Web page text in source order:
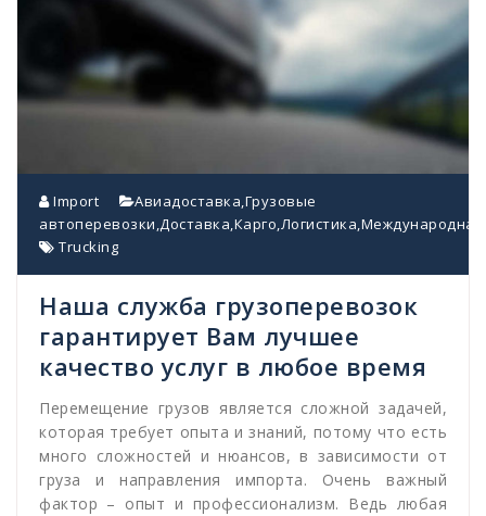
Import Авиадоставка,Грузовые
автоперевозки,Доставка,Карго,Логистика,Международная
Trucking
Наша служба грузоперевозок
гарантирует Вам лучшее
качество услуг в любое время
Перемещение грузов является сложной задачей,
которая требует опыта и знаний, потому что есть
много сложностей и нюансов, в зависимости от
груза и направления импорта. Очень важный
фактор – опыт и профессионализм. Ведь любая